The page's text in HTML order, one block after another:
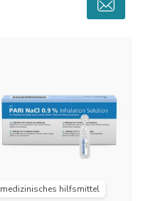
medizinisches hilfsmittel